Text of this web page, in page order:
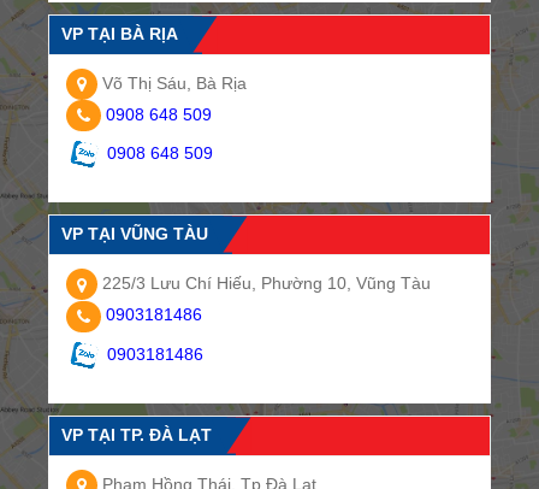
VP TẠI BÀ RỊA
Võ Thị Sáu, Bà Rịa
0908 648 509
0908 648 509
VP TẠI VŨNG TÀU
225/3 Lưu Chí Hiếu, Phường 10, Vũng Tàu
0903181486
0903181486
VP TẠI TP. ĐÀ LẠT
Phạm Hồng Thái, Tp Đà Lạt